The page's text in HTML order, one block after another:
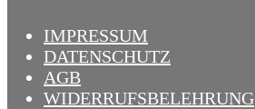
IMPRESSUM
DATENSCHUTZ
AGB
WIDERRUFSBELEHRUNG